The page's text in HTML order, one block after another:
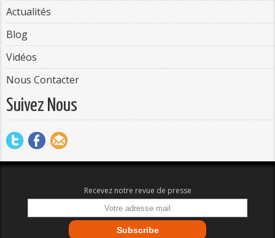
Actualités
Blog
Vidéos
Nous Contacter
Suivez Nous
Recevez notre revue de presse